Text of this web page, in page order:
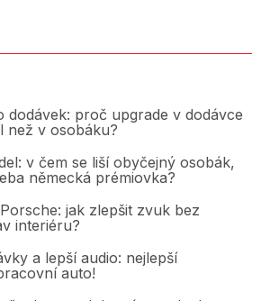
dodávek: proč upgrade v dodávce
než v osobáku?
v čem se liší obyčejný osobák,
německá prémiovka?
jak zlepšit zvuk bez
interiéru?
a lepší audio: nejlepší
auto!